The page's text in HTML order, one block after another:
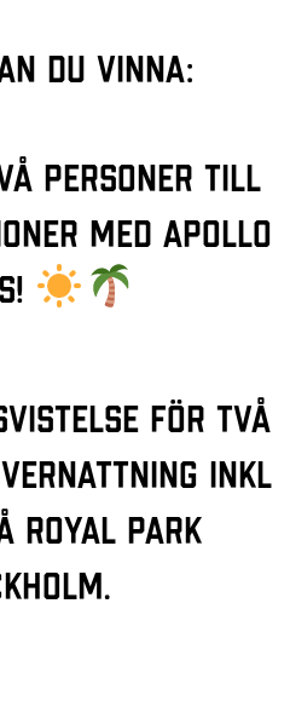
du vinna:
personer till
med Apollo
för två
inkl
Royal Park